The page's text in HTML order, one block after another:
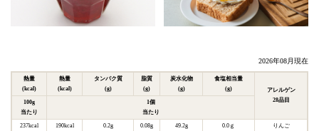
2026年08月現在
熱量
(kcal)
熱量
(kcal)
タンパク質
(g)
脂質
(g)
炭水化物
(g)
食塩相当量
(g)
アレルゲン
28品目
100g
当たり
1個
当たり
237kcal 190kcal 0.2g 0.08g 49.2g 0.0ｇ りんご